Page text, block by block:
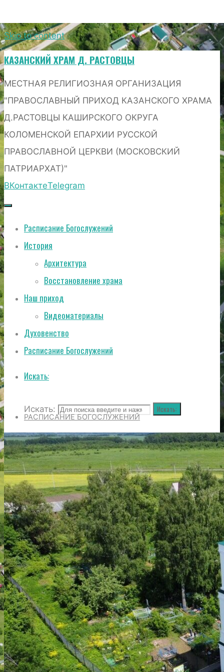
Skip to content
КАЗАНСКИЙ ХРАМ Д. РАСТОВЦЫ
МЕСТНАЯ РЕЛИГИОЗНАЯ ОРГАНИЗАЦИЯ
"ПРАВОСЛАВНЫЙ ПРИХОД КАЗАНСКОГО ХРАМА
Д.РАСТОВЦЫ КАШИРСКОГО ОКРУГА
КОЛОМЕНСКОЙ ЕПАРХИИ РУССКОЙ
ПРАВОСЛАВНОЙ ЦЕРКВИ (МОСКОВСКИЙ
ПАТРИАРХАТ)"
ВКонтактеTelegram
Расписание Богослужений
История
Архитектура
Восстановление храма
Наш приход
Видеоматериалы
Духовенство
Расписание Богослужений
Искать:
Искать: Искать:
РАСПИСАНИЕ БОГОСЛУЖЕНИЙ
ИСТОРИЯ
АРХИТЕКТУРА
ВОССТАНОВЛЕНИЕ ХРАМА
НАШ ПРИХОД
ВИДЕОМАТЕРИАЛЫ
ДУХОВЕНСТВО
РАСПИСАНИЕ БОГОСЛУЖЕНИЙ
ИСКАТЬ:
Искать: Искать: